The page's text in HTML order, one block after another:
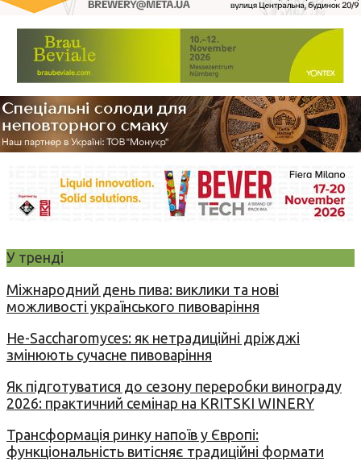
У тренді
Міжнародний день пива: виклики та нові
можливості українського пивоваріння
Не-Saccharomyces: як нетрадиційні дріжджі
змінюють сучасне пивоваріння
Як підготуватися до сезону переробки винограду
2026: практичний семінар на KRITSKI WINERY
Трансформація ринку напоїв у Європі:
функціональність витісняє традиційні формати